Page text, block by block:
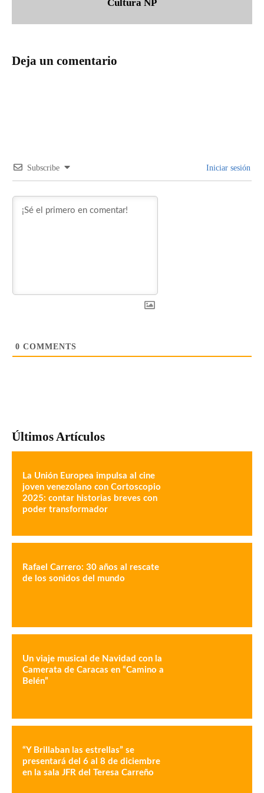
Cultura NP
Deja un comentario
Subscribe Iniciar sesión
0 COMMENTS
Últimos Artículos
La Unión Europea impulsa al cine
joven venezolano con Cortoscopio
2025: contar historias breves con
poder transformador
Rafael Carrero: 30 años al rescate
de los sonidos del mundo
Un viaje musical de Navidad con la
Camerata de Caracas en “Camino a
Belén”
“Y Brillaban las estrellas” se
presentará del 6 al 8 de diciembre
en la sala JFR del Teresa Carreño